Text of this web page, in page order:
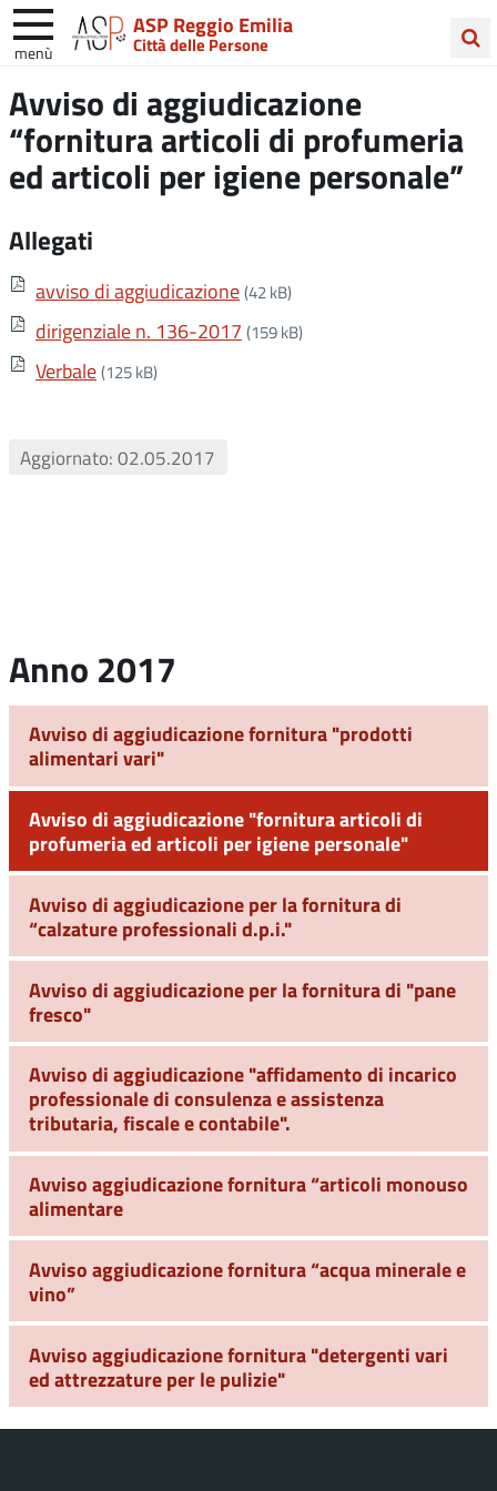
ASP Reggio Emilia
Città delle Persone
menù
nel
sito
Avviso di aggiudicazione
“fornitura articoli di profumeria
ed articoli per igiene personale”
Allegati
avviso di aggiudicazione(42 kB)
dirigenziale n. 136-2017 (159 kB)
Verbale(125 kB)
Aggiornato: 02.05.2017
Anno 2017
Avviso di aggiudicazione fornitura "prodotti
alimentari vari"
Avviso di aggiudicazione "fornitura articoli di
profumeria ed articoli per igiene personale"
Avviso di aggiudicazione per la fornitura di
“calzature professionali d.p.i."
Avviso di aggiudicazione per la fornitura di "pane
fresco"
Avviso di aggiudicazione "affidamento di incarico
professionale di consulenza e assistenza
tributaria, fiscale e contabile".
Avviso aggiudicazione fornitura “articoli monouso
alimentare
Avviso aggiudicazione fornitura “acqua minerale e
vino”
Avviso aggiudicazione fornitura "detergenti vari
ed attrezzature per le pulizie"